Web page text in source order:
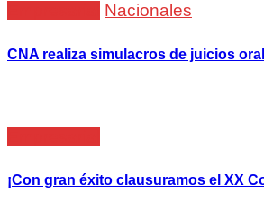
Nacionales
CNA realiza simulacros de juicios
¡Con gran éxito clausuramos el XX